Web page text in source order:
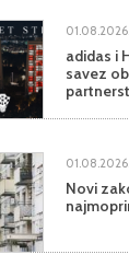
01.08.2026.
adidas i
savez
01.08.2026.
Novi